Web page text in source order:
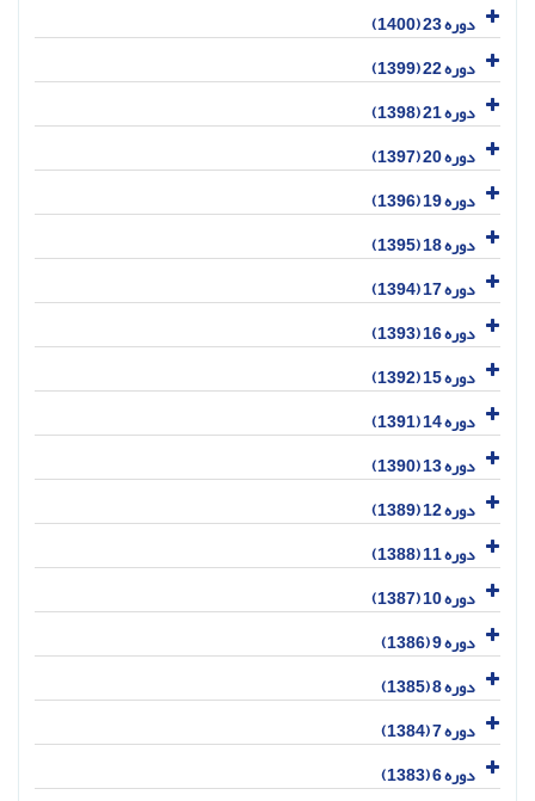
دوره 23 (1400)
دوره 22 (1399)
دوره 21 (1398)
دوره 20 (1397)
دوره 19 (1396)
دوره 18 (1395)
دوره 17 (1394)
دوره 16 (1393)
دوره 15 (1392)
دوره 14 (1391)
دوره 13 (1390)
دوره 12 (1389)
دوره 11 (1388)
دوره 10 (1387)
دوره 9 (1386)
دوره 8 (1385)
دوره 7 (1384)
دوره 6 (1383)